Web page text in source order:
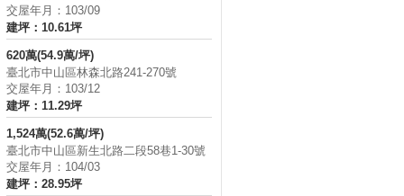
交屋年月：103/09
建坪：10.61坪
620萬(54.9萬/坪)
臺北市中山區林森北路241-270號
交屋年月：103/12
建坪：11.29坪
1,524萬(52.6萬/坪)
臺北市中山區新生北路二段58巷1-30號
交屋年月：104/03
建坪：28.95坪